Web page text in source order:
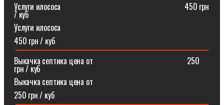
Услуги илососа⠀⠀⠀⠀⠀⠀⠀⠀⠀⠀⠀⠀⠀⠀⠀⠀⠀⠀⠀⠀⠀450 грн
/ куб
Услуги илососа
450 грн / куб
Выкачка септика цена от⠀⠀⠀⠀⠀⠀⠀⠀⠀⠀⠀⠀⠀⠀⠀⠀250
грн / куб
Выкачка септика цена от
250 грн / куб